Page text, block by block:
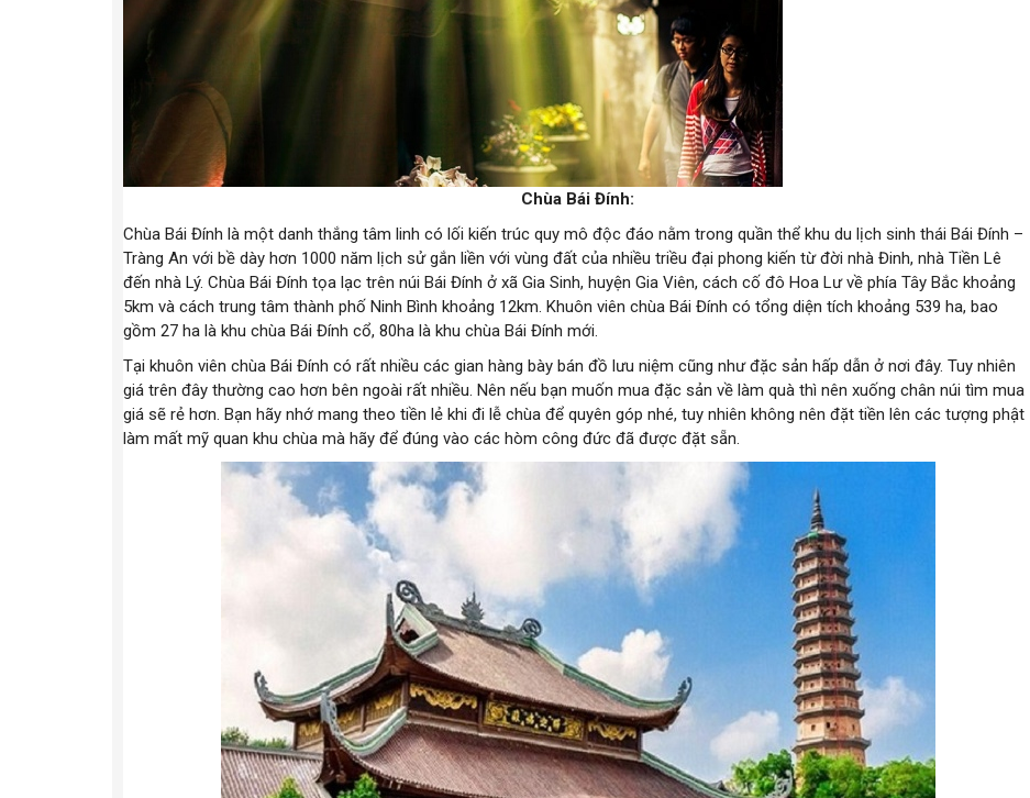
Chùa Bái Đính:
Chùa Bái Đính là một danh thắng tâm linh có lối kiến trúc quy mô độc đáo nằm trong quần thể khu du lịch sinh thái Bái Đính –
Tràng An với bề dày hơn 1000 năm lịch sử gắn liền với vùng đất của nhiều triều đại phong kiến từ đời nhà Đinh, nhà Tiền Lê
đến nhà Lý. Chùa Bái Đính tọa lạc trên núi Bái Đính ở xã Gia Sinh, huyện Gia Viên, cách cố đô Hoa Lư về phía Tây Bắc khoảng
5km và cách trung tâm thành phố Ninh Bình khoảng 12km. Khuôn viên chùa Bái Đính có tổng diện tích khoảng 539 ha, bao
gồm 27 ha là khu chùa Bái Đính cổ, 80ha là khu chùa Bái Đính mới.
Tại khuôn viên chùa Bái Đính có rất nhiều các gian hàng bày bán đồ lưu niệm cũng như đặc sản hấp dẫn ở nơi đây. Tuy nhiên
giá trên đây thường cao hơn bên ngoài rất nhiều. Nên nếu bạn muốn mua đặc sản về làm quà thì nên xuống chân núi tìm mua
giá sẽ rẻ hơn. Bạn hãy nhớ mang theo tiền lẻ khi đi lễ chùa để quyên góp nhé, tuy nhiên không nên đặt tiền lên các tượng phật
làm mất mỹ quan khu chùa mà hãy để đúng vào các hòm công đức đã được đặt sẵn.